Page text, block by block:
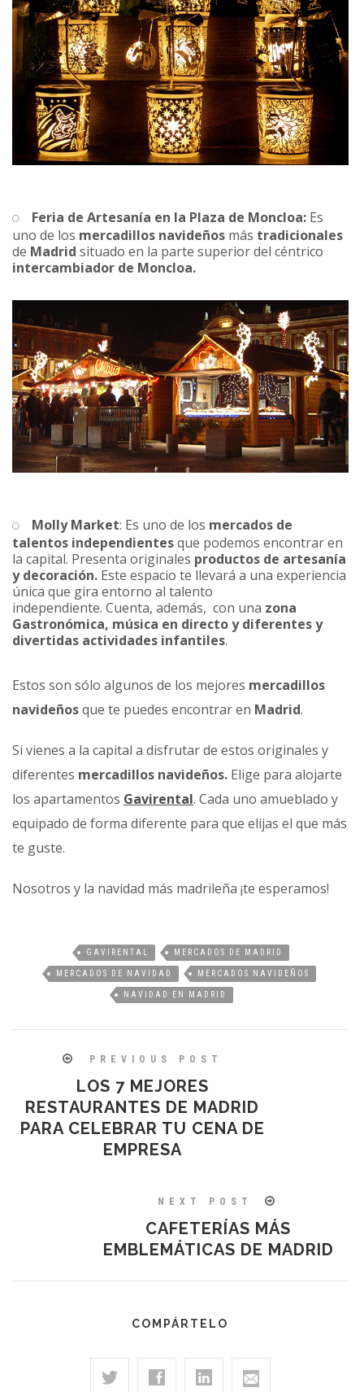
Feria de Artesanía en la Plaza de Moncloa: Es
uno de los mercadillos navideños más tradicionales
de Madrid situado en la parte superior del céntrico
intercambiador de Moncloa.
Molly Market: Es uno de los mercados de
talentos independientesque podemos encontrar en
la capital. Presenta originales productos de artesanía
y decoración. Este espacio te llevará a una experiencia
única que gira entorno al talento
independiente. Cuenta, además, con una zona
Gastronómica, música en directo y diferentes y
divertidas actividades infantiles.
Estos son sólo algunos de los mejores mercadillos
navideñosque te puedes encontrar en Madrid.
Si vienes a la capital a disfrutar de estos originales y
diferentes mercadillos navideños. Elige para alojarte
los apartamentos Gavirental. Cada uno amueblado y
equipado de forma diferente para que elijas el que más
te guste.
Nosotros y la navidad más madrileña ¡te esperamos!
GAVIRENTAL MERCADOS DE MADRID
MERCADOS DE NAVIDAD MERCADOS NAVIDEÑOS
NAVIDAD EN MADRID
PREVIOUS POST
LOS 7 MEJORES
RESTAURANTES DE MADRID
PARA CELEBRAR TU CENA DE
EMPRESA
NEXT POST
CAFETERÍAS MÁS
EMBLEMÁTICAS DE MADRID
COMPÁRTELO